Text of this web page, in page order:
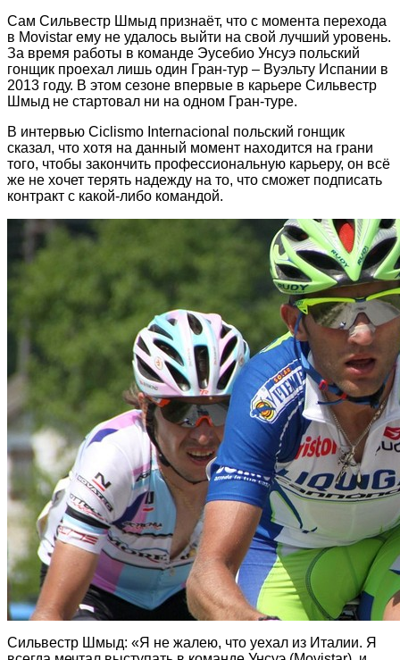
Сам Сильвестр Шмыд признаёт, что с момента перехода
в Movistar ему не удалось выйти на свой лучший уровень.
За время работы в команде Эусебио Унсуэ польский
гонщик проехал лишь один Гран-тур – Вуэльту Испании в
2013 году. В этом сезоне впервые в карьере Сильвестр
Шмыд не стартовал ни на одном Гран-туре.
В интервью Ciclismo Internacional польский гонщик
сказал, что хотя на данный момент находится на грани
того, чтобы закончить профессиональную карьеру, он всё
же не хочет терять надежду на то, что сможет подписать
контракт с какой-либо командой.
Сильвестр Шмыд: «Я не жалею, что уехал из Италии. Я